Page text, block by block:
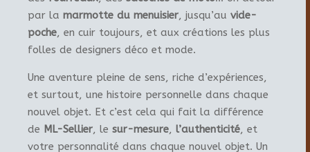
par la marmotte du menuisier, jusqu’au vide-
poche, en cuir toujours, et aux créations les plus
folles de designers déco et mode.
Une aventure pleine de sens, riche d’expériences,
et surtout, une histoire personnelle dans chaque
nouvel objet. Et c’est cela qui fait la différence
de ML-Sellier, le sur-mesure, l’authenticité, et
votre personnalité dans chaque nouvel objet. Un